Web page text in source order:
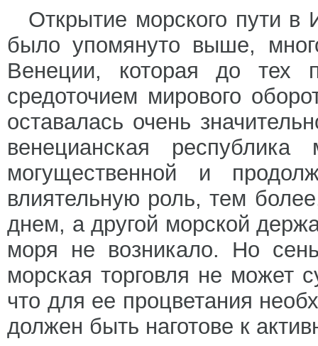
Открытие морского пути
было упомянуто выше,
Венеции, которая до тех
средоточием мирового
оставалась очень
венецианская
могущественной и
влиятельную роль, тем
днем, а другой морской
моря не возникало. Но
морская торговля не может
что для ее процветания
должен быть наготове к